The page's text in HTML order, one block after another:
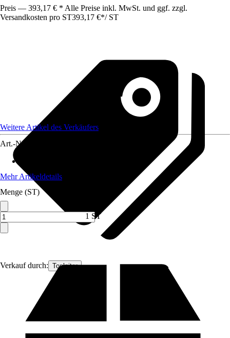
Preis — 393,17 € * Alle Preise inkl. MwSt. und ggf. zzgl.
Versandkosten pro ST393,17 €*/ ST
Verkauf durch: Topleiter
Weitere Artikel des Verkäufers
Art.-Nr.
Mehr Artikeldetails
Menge (ST)
1 ST